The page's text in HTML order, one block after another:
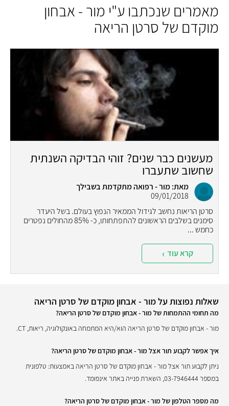
מאמרים שנכתבו ע"י מור - אבחון
מוקדם של סרטן הריאה
מעשנים כבר שנים? זוהי הבדיקה השנתית
שחשוב שתעברו
מאת: מור - רפואה מתקדמת בשבילך
09/01/2018
סרטן הריאות נחשב לגידול הממאיר הנפוץ בעולם. בשל היעדר
סימנים בשלבים הראשונים להתפתחותו, כ- 85% מהחולים נפטרים
כחמש ...
קרא עוד
שאלות נפוצות על מור - אבחון מוקדם של סרטן הריאה
מה תחומי ההתמחות של מור - אבחון מוקדם של סרטן הריאה?
מור - אבחון מוקדם של סרטן הריאה הוא/היא המתמחה באונקולוגיה, ריאות, CT.
איך אפשר לקבוע תור אצל מור - אבחון מוקדם של סרטן הריאה?
ניתן לקבוע תור אצל מור - אבחון מוקדם של סרטן הריאה באמצעות: טלפונית
במספר 03-7946444, השארת פנייה באתר אינפומד.
מה מספר הטלפון של מור - אבחון מוקדם של סרטן הריאה?